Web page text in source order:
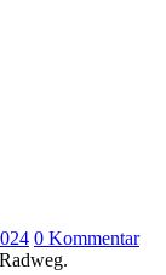
0 Kommentar